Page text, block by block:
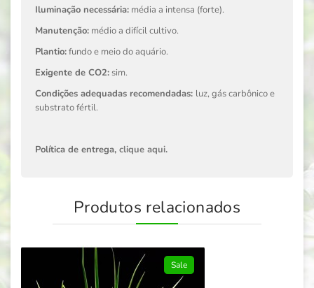
Iluminação necessária: média a intensa (forte).
Manutenção: médio a difícil cultivo.
Plantio:fundo e meio do aquário.
Exigente de CO2: sim.
Condições adequadas recomendadas: luz, gás carbônico e
substrato fértil.
Política de entrega, clique aqui.
Produtos relacionados
Sale